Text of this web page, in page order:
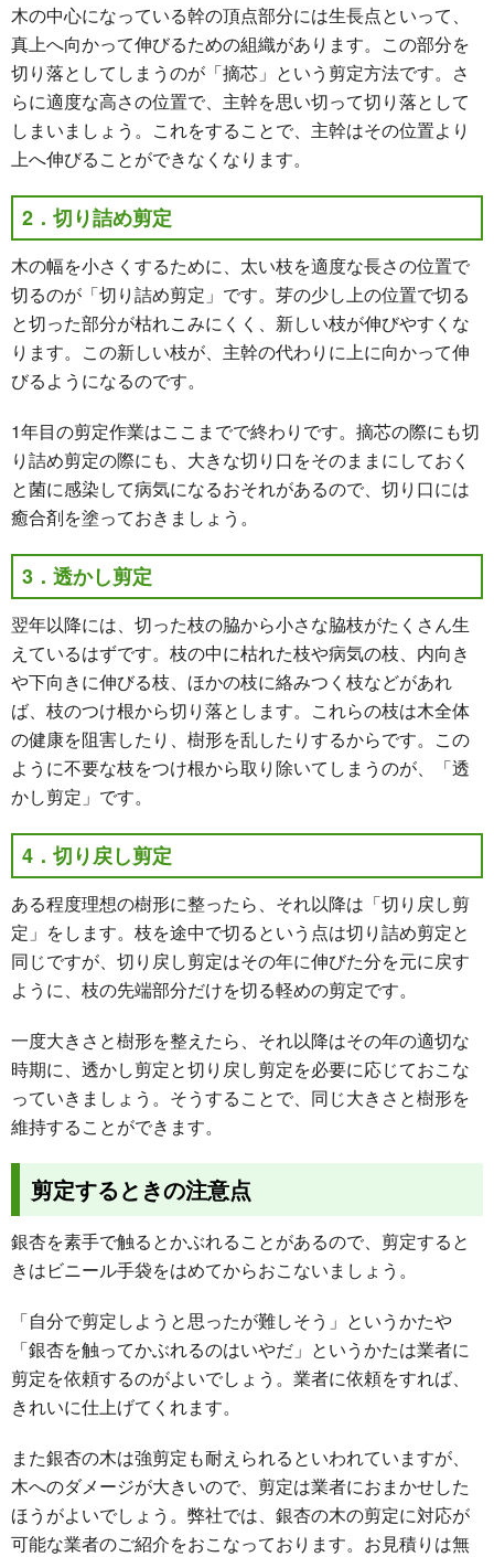
木の中心になっている幹の頂点部分には生長点といって、
真上へ向かって伸びるための組織があります。この部分を
切り落としてしまうのが「摘芯」という剪定方法です。さ
らに適度な高さの位置で、主幹を思い切って切り落として
しまいましょう。これをすることで、主幹はその位置より
上へ伸びることができなくなります。
2．切り詰め剪定
木の幅を小さくするために、太い枝を適度な長さの位置で
切るのが「切り詰め剪定」です。芽の少し上の位置で切る
と切った部分が枯れこみにくく、新しい枝が伸びやすくな
ります。この新しい枝が、主幹の代わりに上に向かって伸
びるようになるのです。
1年目の剪定作業はここまでで終わりです。摘芯の際にも切
り詰め剪定の際にも、大きな切り口をそのままにしておく
と菌に感染して病気になるおそれがあるので、切り口には
癒合剤を塗っておきましょう。
3．透かし剪定
翌年以降には、切った枝の脇から小さな脇枝がたくさん生
えているはずです。枝の中に枯れた枝や病気の枝、内向き
や下向きに伸びる枝、ほかの枝に絡みつく枝などがあれ
ば、枝のつけ根から切り落とします。これらの枝は木全体
の健康を阻害したり、樹形を乱したりするからです。この
ように不要な枝をつけ根から取り除いてしまうのが、「透
かし剪定」です。
4．切り戻し剪定
ある程度理想の樹形に整ったら、それ以降は「切り戻し剪
定」をします。枝を途中で切るという点は切り詰め剪定と
同じですが、切り戻し剪定はその年に伸びた分を元に戻す
ように、枝の先端部分だけを切る軽めの剪定です。
一度大きさと樹形を整えたら、それ以降はその年の適切な
時期に、透かし剪定と切り戻し剪定を必要に応じておこな
っていきましょう。そうすることで、同じ大きさと樹形を
維持することができます。
剪定するときの注意点
銀杏を素手で触るとかぶれることがあるので、剪定すると
きはビニール手袋をはめてからおこないましょう。
「自分で剪定しようと思ったが難しそう」というかたや
「銀杏を触ってかぶれるのはいやだ」というかたは業者に
剪定を依頼するのがよいでしょう。業者に依頼をすれば、
きれいに仕上げてくれます。
また銀杏の木は強剪定も耐えられるといわれていますが、
木へのダメージが大きいので、剪定は業者におまかせした
ほうがよいでしょう。弊社では、銀杏の木の剪定に対応が
可能な業者のご紹介をおこなっております。お見積りは無